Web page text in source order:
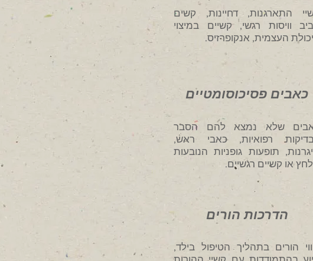
התארגנות, דחיינות, קשים
וויסות רגשי, קשיים במיצוי
העצמית, אנקופרזיס.
כאבים פסיכוסומטיים
שלא נמצא להם הסבר
רפואיות, כאבי ראש,
תופעות גופניות הנובעות
או קשיים רגשיים.
הדרכות הורים
הורים בתהליך הטיפול בילד,